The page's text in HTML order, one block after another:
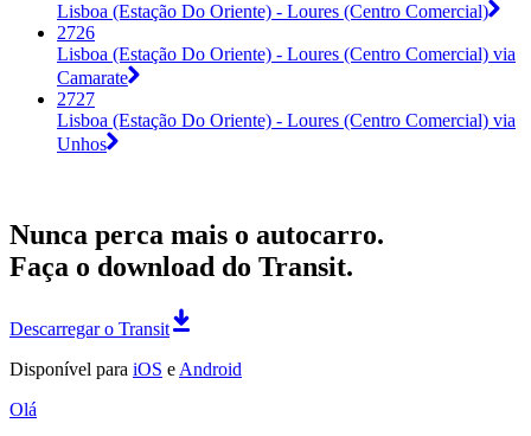
Lisboa (Estação Do Oriente) - Loures (Centro Comercial)
2726
Lisboa (Estação Do Oriente) - Loures (Centro Comercial) via
Camarate
2727
Lisboa (Estação Do Oriente) - Loures (Centro Comercial) via
Unhos
Nunca perca mais o autocarro.
Faça o download do Transit.
Descarregar o Transit
Disponível para iOS e Android
Olá